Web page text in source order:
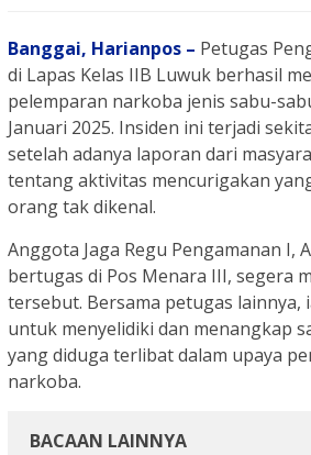
Banggai, Harianpos – Petugas
di Lapas Kelas IIB Luwuk berhasil
pelemparan narkoba jenis sabu-
Januari 2025. Insiden ini terjadi
setelah adanya laporan dari
tentang aktivitas mencurigakan
orang tak dikenal.
Anggota Jaga Regu Pengamanan I,
bertugas di Pos Menara III, segera
tersebut. Bersama petugas lainnya,
untuk menyelidiki dan menangkap
yang diduga terlibat dalam upaya
narkoba.
BACAAN LAINNYA